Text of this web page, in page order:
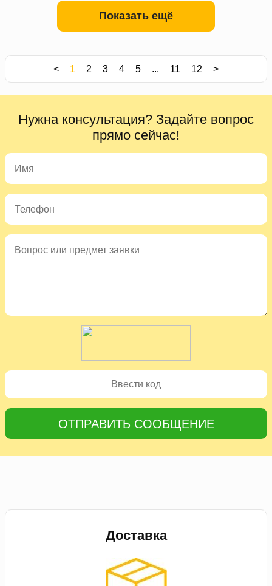
Показать ещё
< 1 2 3 4 5 ... 11 12 >
Нужна консультация? Задайте вопрос
прямо сейчас!
ОТПРАВИТЬ СООБЩЕНИЕ
Доставка